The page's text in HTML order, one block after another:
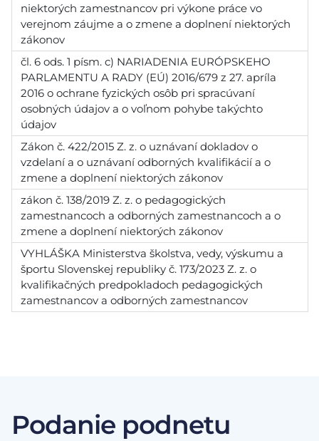
niektorých zamestnancov pri výkone práce vo
verejnom záujme a o zmene a doplnení niektorých
zákonov
čl. 6 ods. 1 písm. c) NARIADENIA EURÓPSKEHO
PARLAMENTU A RADY (EÚ) 2016/679 z 27. apríla
2016 o ochrane fyzických osôb pri spracúvaní
osobných údajov a o voľnom pohybe takýchto
údajov
Zákon č. 422/2015 Z. z. o uznávaní dokladov o
vzdelaní a o uznávaní odborných kvalifikácií a o
zmene a doplnení niektorých zákonov
zákon č. 138/2019 Z. z. o pedagogických
zamestnancoch a odborných zamestnancoch a o
zmene a doplnení niektorých zákonov
VYHLÁŠKA Ministerstva školstva, vedy, výskumu a
športu Slovenskej republiky č. 173/2023 Z. z. o
kvalifikačných predpokladoch pedagogických
zamestnancov a odborných zamestnancov
Podanie podnetu